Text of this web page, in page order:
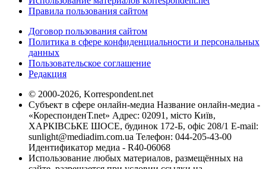
Правила пользования сайтом
Договор пользования сайтом
Политика в сфере конфиденциальности и персональных
данных
Пользовательское соглашение
Редакция
© 2000-2026, Korrespondent.net
Субъект в сфере онлайн-медиа Название онлайн-медиа -
«КореспонденТ.net» Адрес: 02091, місто Київ,
ХАРКІВСЬКЕ ШОСЕ, будинок 172-Б, офіс 208/1 E-mail:
sunlight@mediadim.com.ua Телефон: 044-205-43-00
Идентификатор медиа - R40-06068
Использование любых материалов, размещённых на